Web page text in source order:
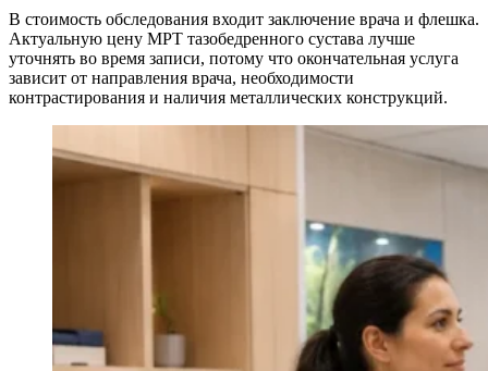
В стоимость обследования входит заключение врача и флешка.
Актуальную цену МРТ тазобедренного сустава лучше
уточнять во время записи, потому что окончательная услуга
зависит от направления врача, необходимости
контрастирования и наличия металлических конструкций.